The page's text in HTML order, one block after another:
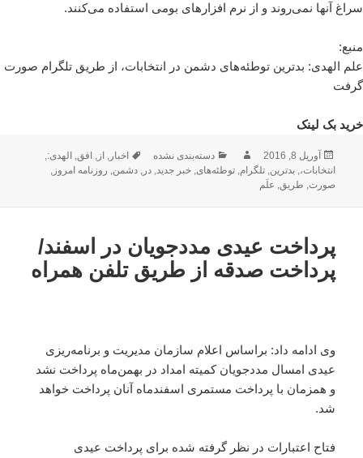
سراغ آنها نمی‌روند و از نرم افزارهای بومی استفاده می‌کنند.
منبع:
علم الهدی: بدترین توطئه‌های دشمن در انتخابات، از طریق تلگرام صورت
گرفت
خرید بک لینک
ارسال
شده
در
آوریل 8, 2016 نویسندهدسته‌ها
دسته‌بندی نشده برچسب‌ها
اخبار, از, افق, الهدی:,
انتخابات،,بدترین,تلگرام,توطئه‌های,خبر جدید,در,دشمن, روزنامه امروز,
صورت, طریق, علَم
پرداخت عیدی مددجویان در اسفند/
پرداخت صدقه از طریق تلفن همراه
وی ادامه داد: براساس اعلام سازمان مدیریت و برنامه‌ریزی
عیدی امسال مددجویان کمیته امداد در بهمن‌ماه پرداخت نشد
و همزمان با پرداخت مستمری اسفندماه آنان پرداخت خواهد
شد.
فتاح اعتبارات در نظر گرفته شده برای پرداخت عیدی